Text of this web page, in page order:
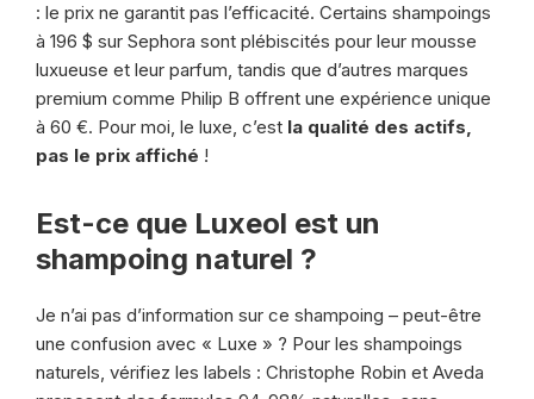
: le prix ne garantit pas l’efficacité. Certains shampoings
à 196 $ sur Sephora sont plébiscités pour leur mousse
luxueuse et leur parfum, tandis que d’autres marques
premium comme Philip B offrent une expérience unique
à 60 €. Pour moi, le luxe, c’est la qualité des actifs,
pas le prix affiché !
Est-ce que Luxeol est un
shampoing naturel ?
Je n’ai pas d’information sur ce shampoing – peut-être
une confusion avec « Luxe » ? Pour les shampoings
naturels, vérifiez les labels : Christophe Robin et Aveda